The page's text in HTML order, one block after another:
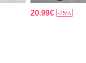
20.99€ -25%